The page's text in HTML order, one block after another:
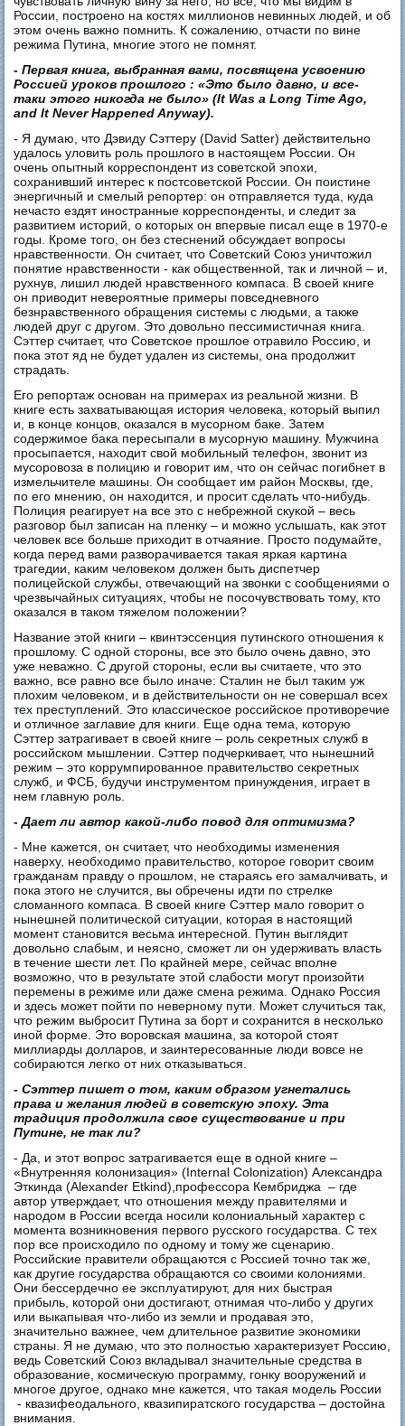
России, построено на костях миллионов невинных людей, и об
этом очень важно помнить. К сожалению, отчасти по вине
режима Путина, многие этого не помнят.
-Первая книга, выбранная вами, посвящена усвоению
Россией уроков прошлого : «Это было давно, и все-
таки этого никогда не было» (It Was a Long Time Ago,
and It Never Happened Anyway).
- Я думаю, что Дэвиду Сэттеру (David Satter) действительно
удалось уловить роль прошлого в настоящем России. Он
очень опытный корреспондент из советской эпохи,
сохранивший интерес к постсоветской России. Он поистине
энергичный и смелый репортер: он отправляется туда, куда
нечасто ездят иностранные корреспонденты, и следит за
развитием историй, о которых он впервые писал еще в 1970-е
годы. Кроме того, он без стеснений обсуждает вопросы
нравственности. Он считает, что Советский Союз уничтожил
понятие нравственности - как общественной, так и личной – и,
рухнув, лишил людей нравственного компаса. В своей книге
он приводит невероятные примеры повседневного
безнравственного обращения системы с людьми, а также
людей друг с другом. Это довольно пессимистичная книга.
Сэттер считает, что Советское прошлое отравило Россию, и
пока этот яд не будет удален из системы, она продолжит
страдать.
Его репортаж основан на примерах из реальной жизни. В
книге есть захватывающая история человека, который выпил
и, в конце концов, оказался в мусорном баке. Затем
содержимое бака пересыпали в мусорную машину. Мужчина
просыпается, находит свой мобильный телефон, звонит из
мусоровоза в полицию и говорит им, что он сейчас погибнет в
измельчителе машины. Он сообщает им район Москвы, где,
по его мнению, он находится, и просит сделать что-нибудь.
Полиция реагирует на все это с небрежной скукой – весь
разговор был записан на пленку – и можно услышать, как этот
человек все больше приходит в отчаяние. Просто подумайте,
когда перед вами разворачивается такая яркая картина
трагедии, каким человеком должен быть диспетчер
полицейской службы, отвечающий на звонки с сообщениями о
чрезвычайных ситуациях, чтобы не посочувствовать тому, кто
оказался в таком тяжелом положении?
Название этой книги – квинтэссенция путинского отношения к
прошлому. С одной стороны, все это было очень давно, это
уже неважно. С другой стороны, если вы считаете, что это
важно, все равно все было иначе: Сталин не был таким уж
плохим человеком, и в действительности он не совершал всех
тех преступлений. Это классическое российское противоречие
и отличное заглавие для книги. Еще одна тема, которую
Сэттер затрагивает в своей книге – роль секретных служб в
российском мышлении. Сэттер подчеркивает, что нынешний
режим – это коррумпированное правительство секретных
служб, и ФСБ, будучи инструментом принуждения, играет в
нем главную роль.
-Дает ли автор какой-либо повод для оптимизма?
- Мне кажется, он считает, что необходимы изменения
наверху, необходимо правительство, которое говорит своим
гражданам правду о прошлом, не стараясь его замалчивать, и
пока этого не случится, вы обречены идти по стрелке
сломанного компаса. В своей книге Сэттер мало говорит о
нынешней политической ситуации, которая в настоящий
момент становится весьма интересной. Путин выглядит
довольно слабым, и неясно, сможет ли он удерживать власть
в течение шести лет. По крайней мере, сейчас вполне
возможно, что в результате этой слабости могут произойти
перемены в режиме или даже смена режима. Однако Россия
и здесь может пойти по неверному пути. Может случиться так,
что режим выбросит Путина за борт и сохранится в несколько
иной форме. Это воровская машина, за которой стоят
миллиарды долларов, и заинтересованные люди вовсе не
собираются легко от них отказываться.
-Сэттер пишет о том, каким образом угнетались
права и желания людей в советскую эпоху. Эта
традиция продолжила свое существование и при
Путине, не так ли?
- Да, и этот вопрос затрагивается еще в одной книге –
«Внутренняя колонизация» (Internal Colonization) Александра
Эткинда (Alexander Etkind),профессора Кембриджа – где
автор утверждает, что отношения между правителями и
народом в России всегда носили колониальный характер с
момента возникновения первого русского государства. С тех
пор все происходило по одному и тому же сценарию.
Российские правители обращаются с Россией точно так же,
как другие государства обращаются со своими колониями.
Они бессердечно ее эксплуатируют, для них быстрая
прибыль, которой они достигают, отнимая что-либо у других
или выкапывая что-либо из земли и продавая это,
значительно важнее, чем длительное развитие экономики
страны. Я не думаю, что это полностью характеризует Россию,
ведь Советский Союз вкладывал значительные средства в
образование, космическую программу, гонку вооружений и
многое другое, однако мне кажется, что такая модель России
- квазифеодального, квазипиратского государства – достойна
внимания.